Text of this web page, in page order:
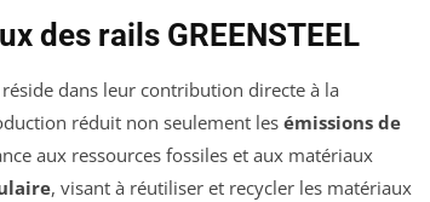
des rails GREENSTEEL
réside dans leur contribution directe à la
réduit non seulement les émissions de
aux ressources fossiles et aux matériaux
, visant à réutiliser et recycler les matériaux